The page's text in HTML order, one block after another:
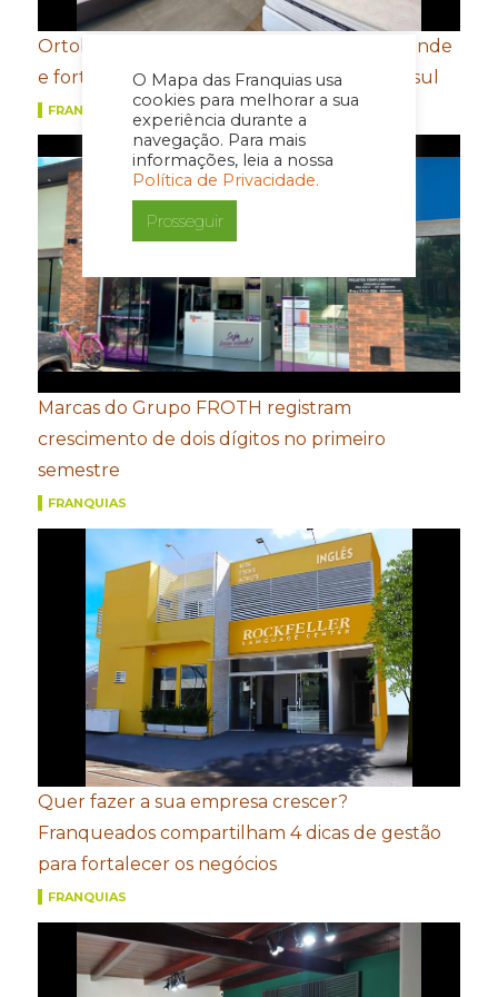
O Mapa das Franquias usa
cookies para melhorar a sua
experiência durante a
navegação. Para mais
informações, leia a nossa
Política de Privacidade.
Prosseguir
Ortobom aposta em novo conceito de estande
e fortalecimento de portfólio para a Movelsul
FRANQUIAS
Marcas do Grupo FROTH registram
crescimento de dois dígitos no primeiro
semestre
FRANQUIAS
Quer fazer a sua empresa crescer?
Franqueados compartilham 4 dicas de gestão
para fortalecer os negócios
FRANQUIAS